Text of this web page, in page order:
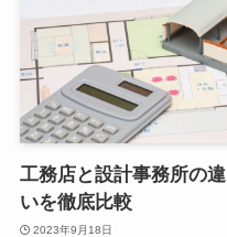
工務店と設計事務所の
いを徹底比較
2023年9月18日